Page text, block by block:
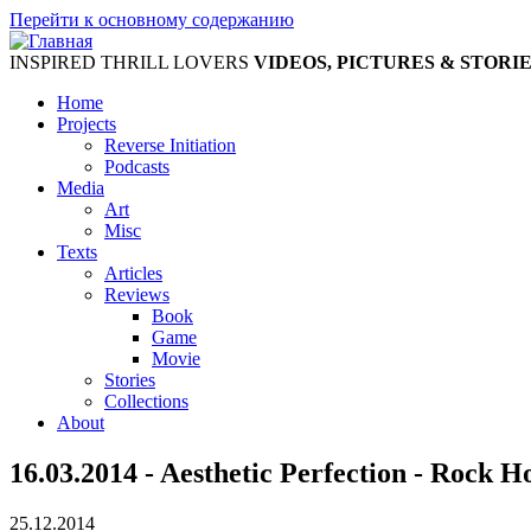
Перейти к основному содержанию
INSPIRED THRILL LOVERS VIDEOS, PICTURES &
Home
Projects
Reverse Initiation
Podcasts
Media
Art
Misc
Texts
Articles
Reviews
Book
Game
Movie
Stories
Collections
About
16.03.2014 - Aesthetic Perfection - Rock
25.12.2014